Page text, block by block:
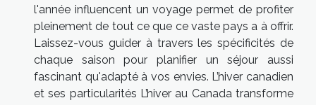
l'année influencent un voyage permet de profiter
pleinement de tout ce que ce vaste pays a à offrir.
Laissez-vous guider à travers les spécificités de
chaque saison pour planifier un séjour aussi
fascinant qu'adapté à vos envies. L’hiver canadien
et ses particularités L’hiver au Canada transforme